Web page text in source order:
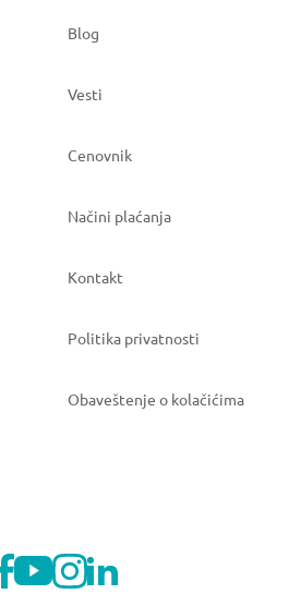
Blog
Vesti
Cenovnik
Načini plaćanja
Kontakt
Politika privatnosti
Obaveštenje o kolačićima